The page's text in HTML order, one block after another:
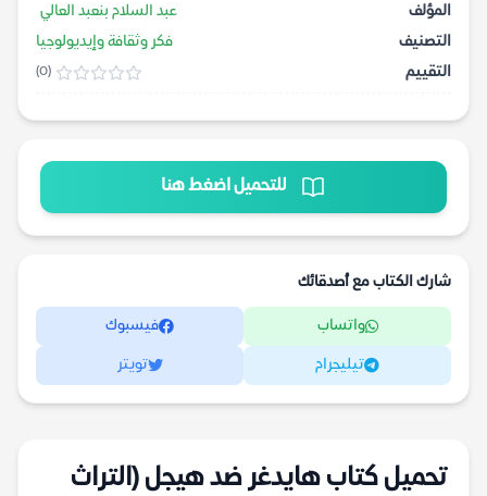
المؤلف
عبد السلام بنعبد العالي
التصنيف
فكر وثقافة وإيديولوجيا
التقييم
(0)
للتحميل اضغط هنا
شارك الكتاب مع أصدقائك
واتساب فيسبوك
تيليجرام تويتر
تحميل كتاب هايدغر ضد هيجل (التراث